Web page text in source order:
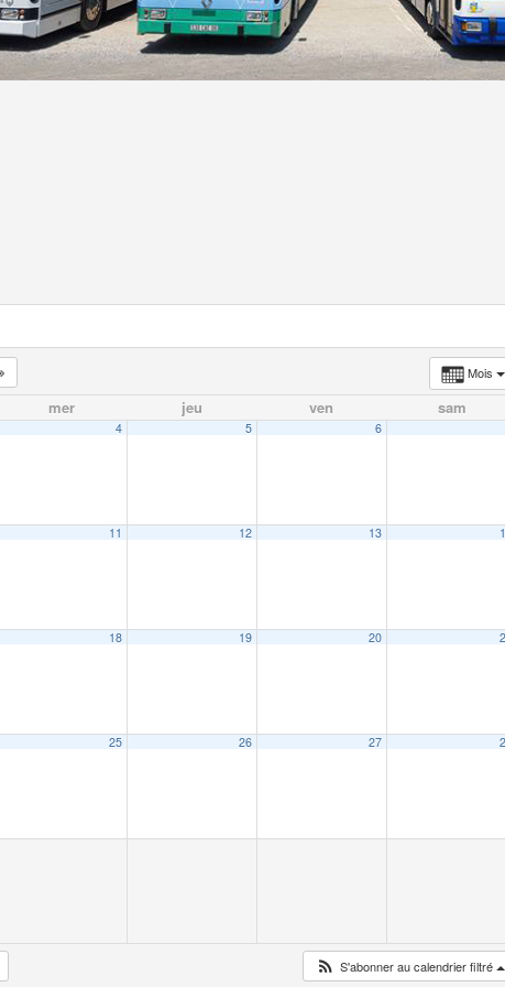
Mois
mer jeu ven sam
4 5 6
11 12 13
18 19 20
25 26 27
S'abonner au calendrier filtré